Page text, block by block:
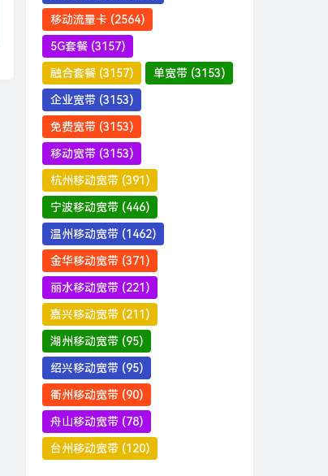
移动流量卡 (2564)
5G套餐 (3157)
融合套餐 (3157) 单宽带 (3153)
企业宽带 (3153)
免费宽带 (3153)
移动宽带 (3153)
杭州移动宽带 (391)
宁波移动宽带 (446)
温州移动宽带 (1462)
金华移动宽带 (371)
丽水移动宽带 (221)
嘉兴移动宽带 (211)
湖州移动宽带 (95)
绍兴移动宽带 (95)
衢州移动宽带 (90)
舟山移动宽带 (78)
台州移动宽带 (120)